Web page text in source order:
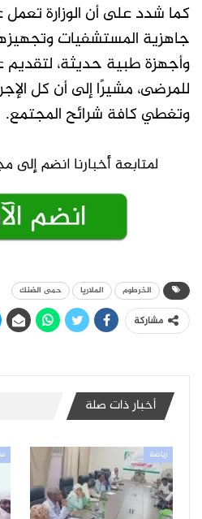
كما شدد على أن الوزارة
جاهزية المستشفيات
وأجهزة طبية حديثة،
للمرضى، مشيرًا إلى أن كل
وتغطي كافة شرائح المجتمع.
الخرطوم الملاريا حمى الضنك
مشاركة
أخبار ذات صلة
رياضة